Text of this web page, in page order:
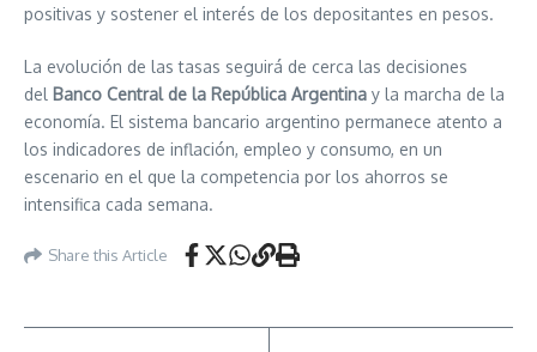
positivas y sostener el interés de los depositantes en pesos.
La evolución de las tasas seguirá de cerca las decisiones
del Banco Central de la República Argentina y la marcha de la
economía. El sistema bancario argentino permanece atento a
los indicadores de inflación, empleo y consumo, en un
escenario en el que la competencia por los ahorros se
intensifica cada semana.
Share this Article